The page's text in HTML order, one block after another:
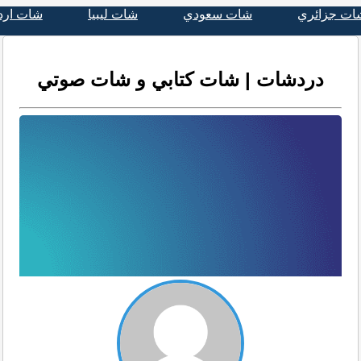
جزائري شات سعودي شات ليبيا شات
دردشات | شات كتابي و شات صوتي